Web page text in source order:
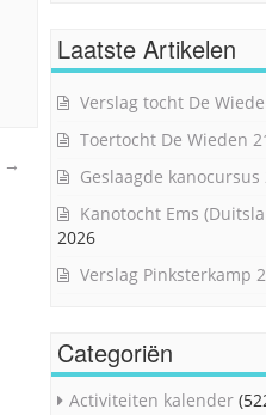
→
Laatste Artikelen
Verslag tocht De
Toertocht De Wieden
Geslaagde kanocursus
Kanotocht Ems
2026
Verslag Pinksterkamp
Categoriën
Activiteiten kalender